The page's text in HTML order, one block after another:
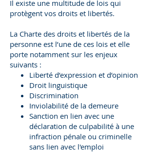
Il existe une multitude de lois qui
protègent vos droits et libertés.
La Charte des droits et libertés de la
personne est l’une de ces lois et elle
porte notamment sur les enjeux
suivants :
Liberté d’expression et d’opinion
Droit linguistique
Discrimination
Inviolabilité de la demeure
Sanction en lien avec une
déclaration de culpabilité à une
infraction pénale ou criminelle
sans lien avec l'emploi